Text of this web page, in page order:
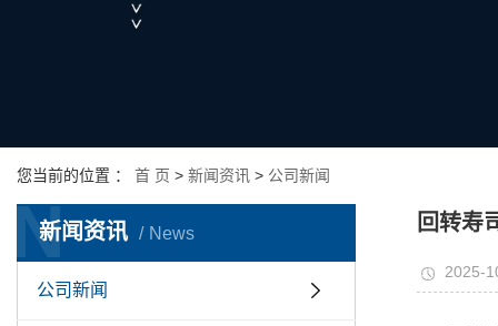
您当前的位置 ： 首 页 > 新闻资讯 > 公司新闻
新闻资讯 News
N
公司新闻
回转寿
2025-